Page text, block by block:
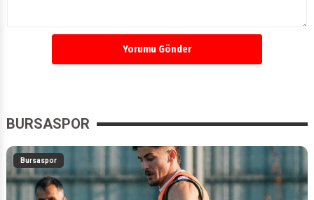
Yorumu Gönder
BURSASPOR
Bursaspor